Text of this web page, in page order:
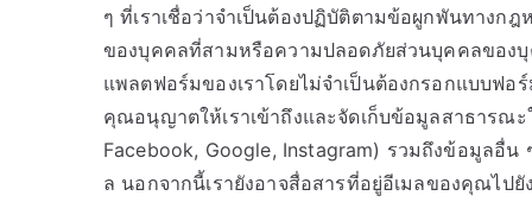
ๆ ที่เราเชื่อว่าจำเป็นต้องปฏิบัติตามข้อผูกพันทางก
ของบุคคลที่สามหรือความปลอดภัยส่วนบุคคลของ
แพลตฟอร์มของเราโดยไม่จำเป็นต้องกรอกแบบฟอ
คุณอนุญาตให้เราเข้าถึงและจัดเก็บข้อมูลสาธารณ
Facebook, Google, Instagram) รวมถึงข้อมูลอื่น
ล นอกจากนี้เรายังอาจสื่อสารที่อยู่อีเมลของคุณไป